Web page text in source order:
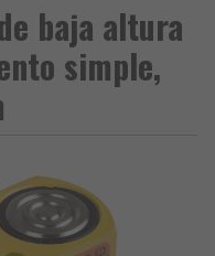
baja altura
simple,